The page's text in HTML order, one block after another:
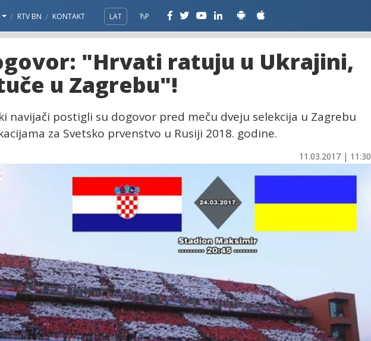
RTV BN KONTAKT LAT ЋР
"Hrvati ratuju u Ukrajini,
u Zagrebu"!
navijači postigli su dogovor pred meču dveju selekcija u Zagrebu
za Svetsko prvenstvo u Rusiji 2018. godine.
11.03.2017 | 11:30